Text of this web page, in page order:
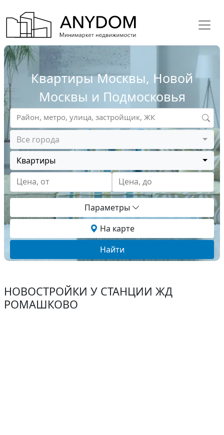
Квартиры Москвы, Новой
Москвы и Подмосковья
Все города
Квартиры
Цена, от
Цена, до
Район, метро, улица, застройщик, ЖК
Параметры
На карте
Найти
НОВОСТРОЙКИ У СТАНЦИИ ЖД
РОМАШКОВО